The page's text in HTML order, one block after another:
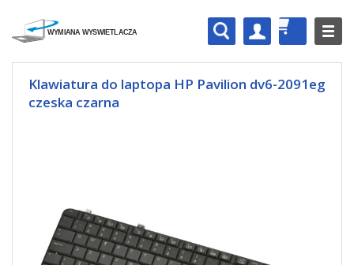
Klawiatura do laptopa HP Pavilion dv6-2091eg
czeska czarna